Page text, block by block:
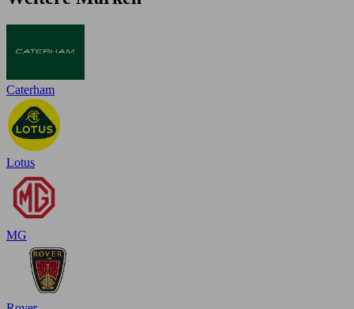
Caterham
Lotus
MG